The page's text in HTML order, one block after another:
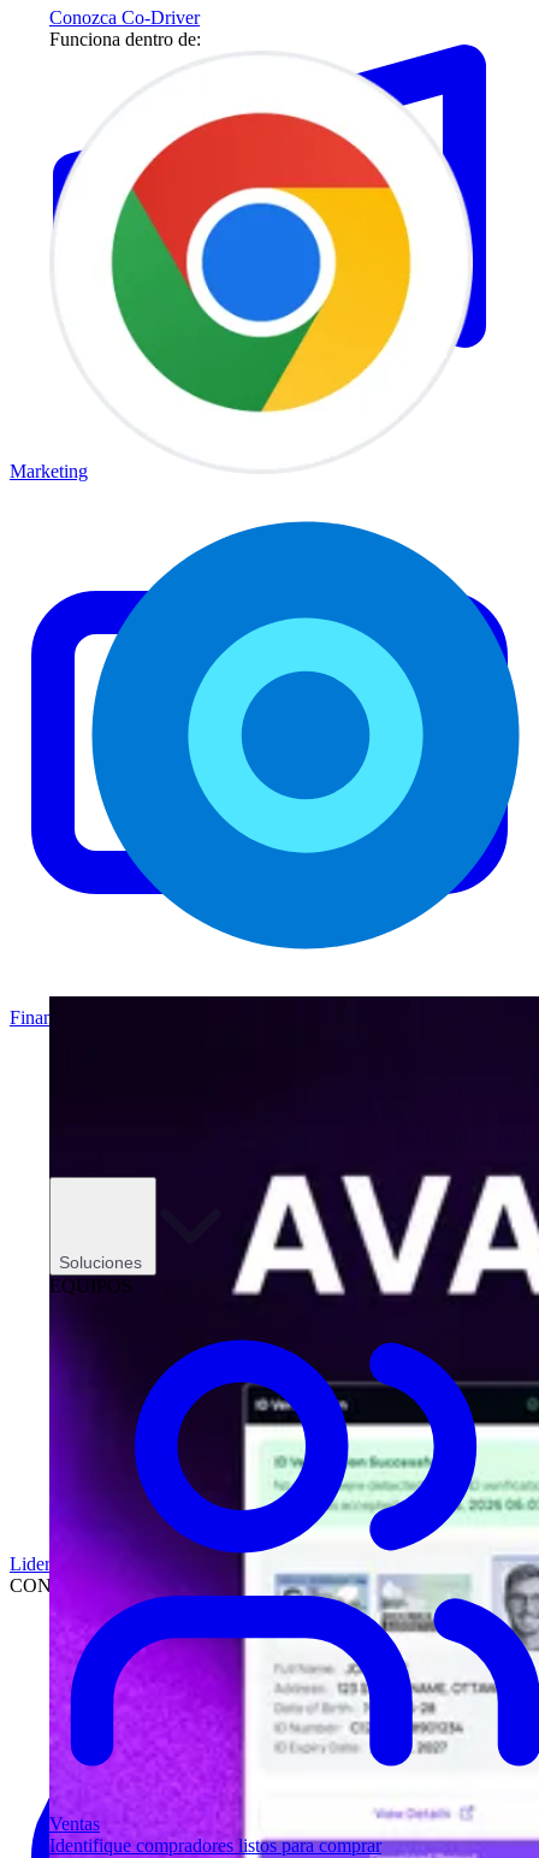
Conozca Co-Driver
Funciona dentro de:
Soluciones
EQUIPOS
Ventas
Identifique compradores listos para comprar
Marketing
Finanzas
Liderazgo
CONCESIONARIOS